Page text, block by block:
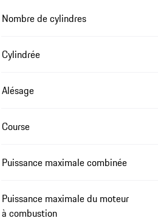
Nombre de cylindres
Cylindrée
Alésage
Course
Puissance maximale combinée
Puissance maximale du moteur
à combustion